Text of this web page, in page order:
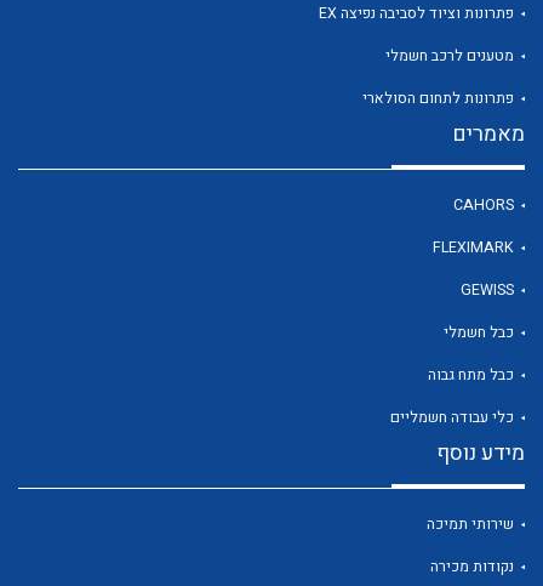
לכל מוצרי היצרן
פתרונות וציוד לסביבה נפיצה EX
מטענים לרכב חשמלי
פתרונות לתחום הסולארי
מאמרים
CAHORS
FLEXIMARK
GEWISS
כבל חשמלי
כבל מתח גבוה
כלי עבודה חשמליים
מידע נוסף
שירותי תמיכה
נקודות מכירה